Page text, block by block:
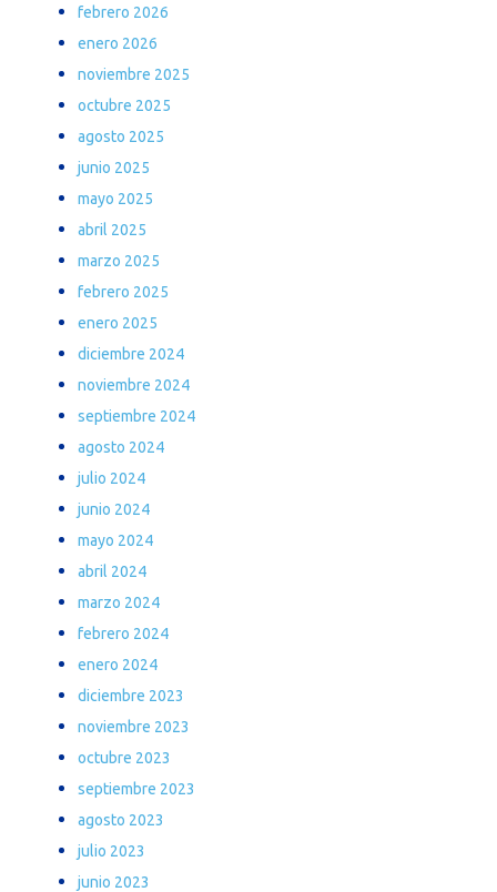
febrero 2026
enero 2026
noviembre 2025
octubre 2025
agosto 2025
junio 2025
mayo 2025
abril 2025
marzo 2025
febrero 2025
enero 2025
diciembre 2024
noviembre 2024
septiembre 2024
agosto 2024
julio 2024
junio 2024
mayo 2024
abril 2024
marzo 2024
febrero 2024
enero 2024
diciembre 2023
noviembre 2023
octubre 2023
septiembre 2023
agosto 2023
julio 2023
junio 2023